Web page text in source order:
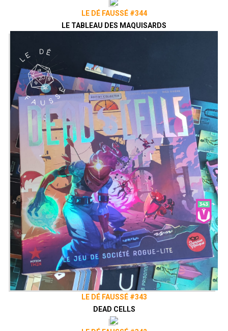
LE DÉ FAUSSÉ #344
LE TABLEAU DES MAQUISARDS
LE DÉ FAUSSÉ #343
DEAD CELLS